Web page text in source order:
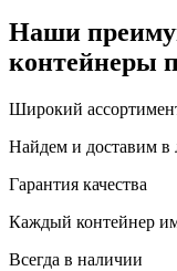
Наши
контейнеры
Широкий
Найдем и доставим в
Гарантия качества
Каждый контейнер
Всегда в наличии